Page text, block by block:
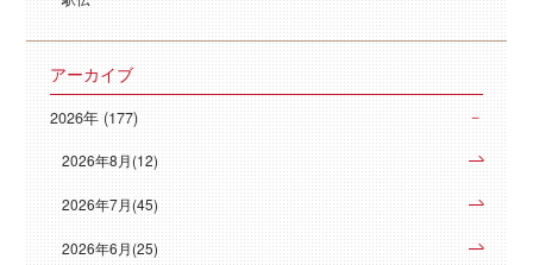
アーカイブ
2026年 (177)
2026年8月(12)
2026年7月(45)
2026年6月(25)